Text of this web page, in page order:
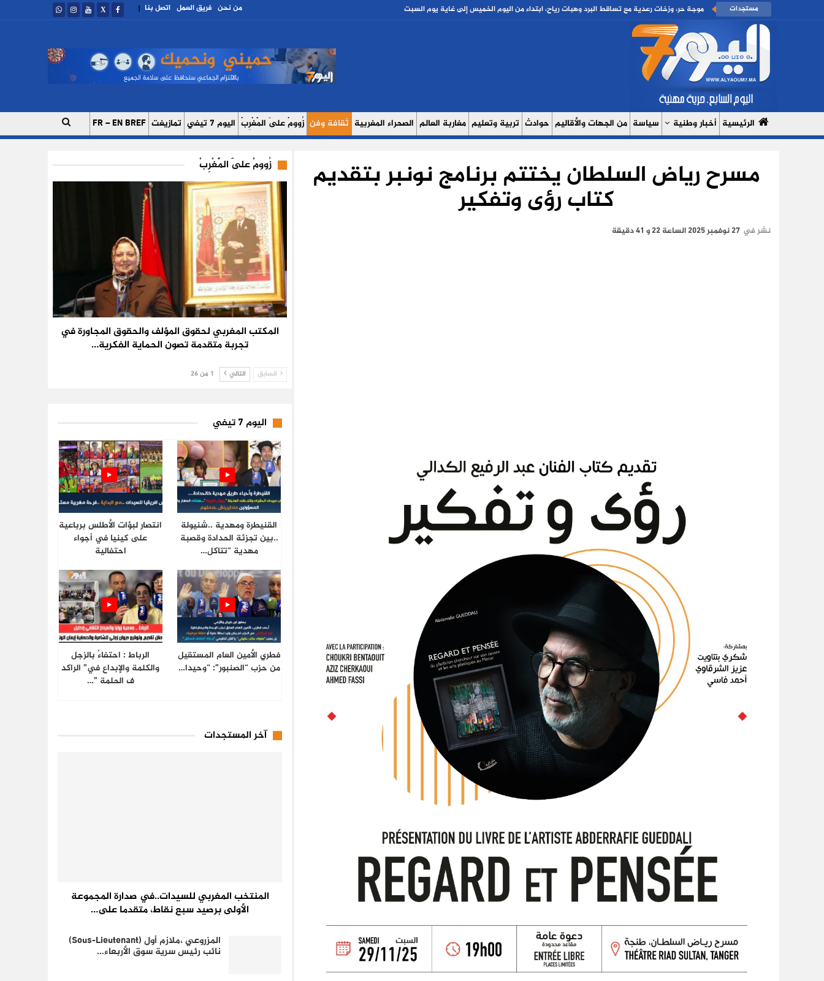
| اتصل بنا فريق العمل من نحن مستجدات موجة حر، وزخات رعدية مع تساقط البرد وهبات رياح، ابتداء من اليوم الخميس إلى غاية يوم السبت
الرئيسية أخبار وطنية سياسة من الجهات والأقاليم حوادث تربية وتعليم مغاربة العالم الصحراء المغربية ثقافة وفن زُوومْ عَلَى الْمَغْرِبْ اليوم 7 تيفي تمازيغت FR – EN BREF
من نحن سياسة الخصوصية
مسرح رياض السلطان يختتم برنامج نونبر بتقديم
كتاب رؤى وتفكير
نشر في 27 نوفمبر 2025 الساعة 22 و 41 دقيقة
زُوومْ عَلَى الْمَغْرِبْ
المكتب المغربي لحقوق المؤلف والحقوق المجاورة في
تجربة متقدمة تصون الحماية الفكرية…
السابق التالي 1 من 26
اليوم 7 تيفي
القنيطرة ومهدية ..شنيولة
..بين تجزئة الحدادة وقصبة
مهدية “تتاكل…
انتصار لبؤات الأطلس برباعية
على كينيا في أجواء
احتفالية
فطري الأمين العام المستقيل
من حزب “الصنبور”: “وحيدا…
الرباط : احتفاءٌ بالزجل
والكلمة والإبداع في” الراكد
ف الحلمة ”…
آخر المستجدات
المنتخب المغربي للسيدات..في صدارة المجموعة
الأولى برصيد سبع نقاط، متقدما على…
المزروعي ،ملازم أول (Sous-Lieutenant)
نائب رئيس سرية سوق الأربعاء…